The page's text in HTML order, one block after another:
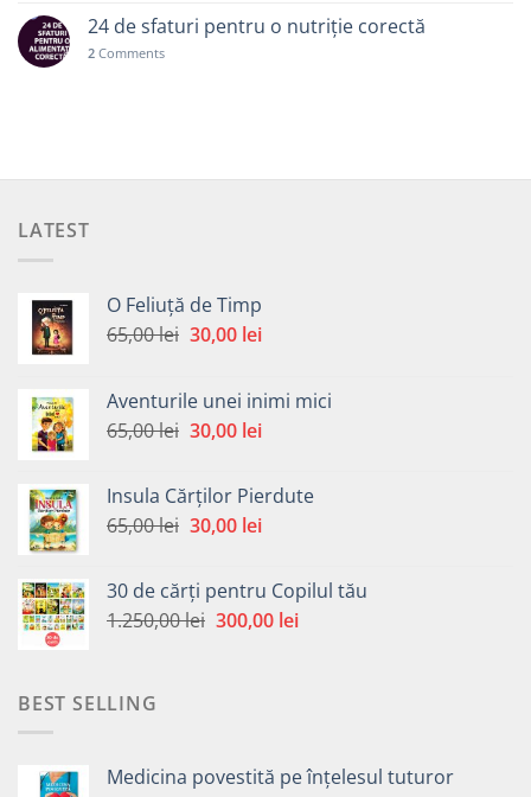
24 de sfaturi pentru o nutriție corectă
2 Comments
LATEST
O Feliuță de Timp
65,00lei Prețul
fost:
65,00 lei.
30,00 leiPrețul
30,00 lei.
Aventurile unei inimi mici
65,00lei Prețul
fost:
65,00 lei.
30,00 leiPrețul
30,00 lei.
Insula Cărților Pierdute
65,00lei Prețul
fost:
65,00 lei.
30,00 leiPrețul
30,00 lei.
30 de cărți pentru Copilul tău
1.250,00lei Prețul
300,00 leiPrețul
BEST SELLING
Medicina povestită pe înțelesul tuturor